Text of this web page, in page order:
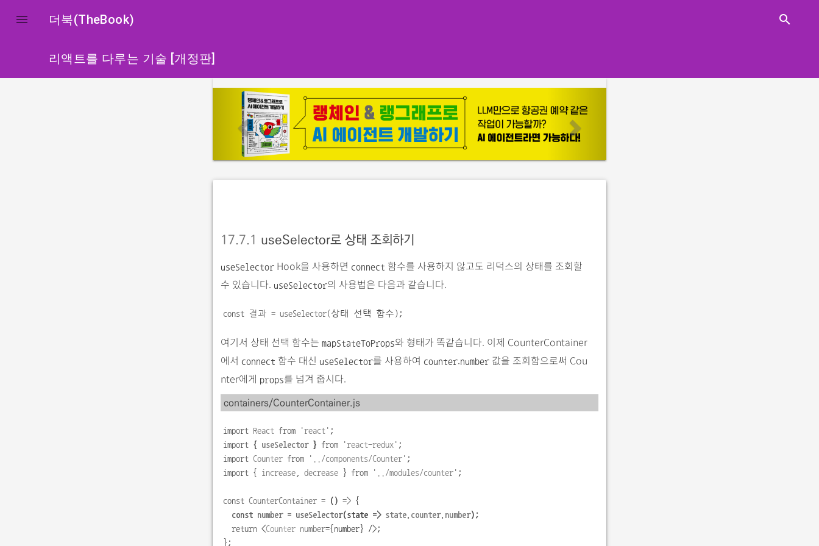
 더북(TheBook) search
리액트를 다루는 기술 [개정판]
p
r
e
v
i
o
e
x
t
17.7.1 useSelector로 상태 조회하기
useSelectorHook을 사용하면 connect 함수를 사용하지 않고도 리덕스의 상태를 조회할
수 있습니다. useSelector의 사용법은 다음과 같습니다.
const 결과 = useSelector( 상태 선택 함수 );
여기서 상태 선택 함수는 mapStateToProps와 형태가 똑같습니다. 이제 CounterContainer
에서 connect 함수 대신 useSelector를 사용하여 counter.number값을 조회함으로써 Cou
nter에게 props를 넘겨 줍시다.
containers/CounterContainer.js
import React from 'react ' ;
import { useSelector } from 'react-redux ' ;
import Counter from ' ../components/Counter ' ;
import { increase decrease } from ' ../modules/counter ' ;
const CounterContainer = () => {
const number = useSelector(state => state counter. number);
return <Counter number={number} />;
};